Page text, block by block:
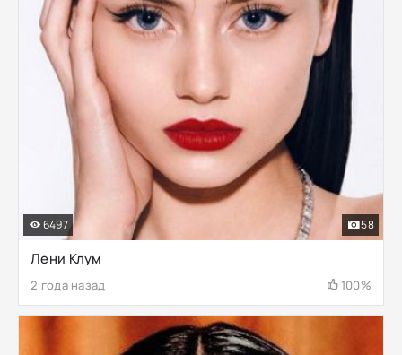
Лени Клум
2 года назад 100%
6497 58